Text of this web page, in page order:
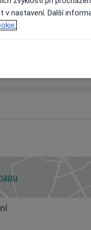
nejsou k dispozici
informace o svých
v nové záložce
v nastavení. Další